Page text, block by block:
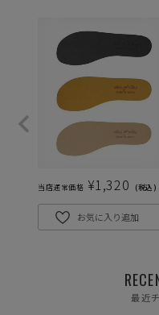
S(22.5-23.0cm)
在庫切れ
M(23.0-23.5cm)
在庫切れ
L(24.0-24.5cm)
在庫切れ
在庫切れ
3L(25.0-25.5cm)
当店通常価格 ¥1,320 税込
お気に入り追加
最近